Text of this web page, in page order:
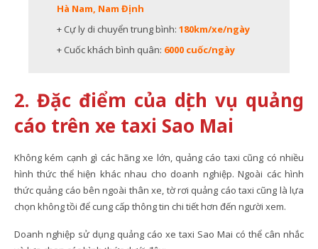
Hà Nam, Nam Định
+ Cự ly di chuyển trung bình:180km/xe/ngày
+ Cuốc khách bình quân: 6000 cuốc/ngày
2. Đặc điểm của dịch vụ quảng
cáo trên xe taxi Sao Mai
Không kém cạnh gì các hãng xe lớn, quảng cáo taxi cũng có nhiều
hình thức thể hiện khác nhau cho doanh nghiệp. Ngoài các hình
thức quảng cáo bên ngoài thân xe, tờ rơi quảng cáo taxi cũng là lựa
chọn không tồi để cung cấp thông tin chi tiết hơn đến người xem.
Doanh nghiệp sử dụng quảng cáo xe taxi Sao Mai có thể cân nhắc